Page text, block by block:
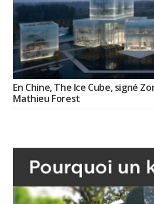
En Chine, The Ice Cube, signé
Mathieu Forest